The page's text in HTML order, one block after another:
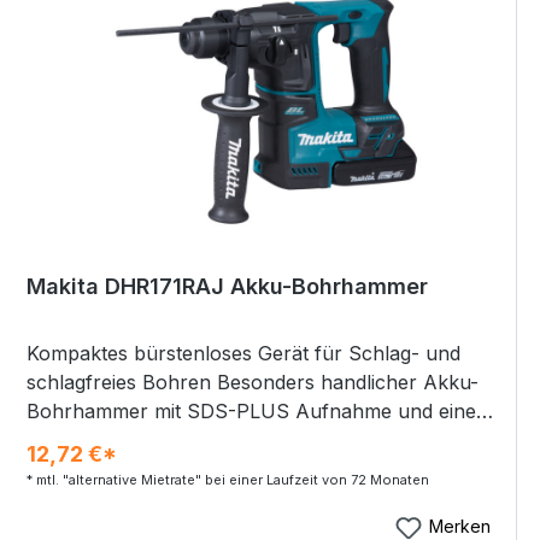
Schraubenlängen Hohe Drehzahl für effektiven
Arbeitsfortschritt Schnellbauschrauben: 4,0 x
45-75 mm Leerlaufdrehzahl: 4.000 min⁻¹
Produktabmessung (L x B x H): 464 x 80 x 238
mm Akkuspannung: 18 V Akkukapazität (im
Lieferumfang): 5,0 Ah Gewicht ohne Kabel: inkl.
BL1860B: 3,2 kg Schalldruckpegel (LpA): 76 dB(A)
K-Wert Geräusch: 3 dB(A) Vibration: 2,5 m/s² K-
Schnellladegerät 2 x Akku BL1850B Li 18V / 5,0 Ah
Makita DHR171RAJ Akku-Bohrhammer
Kompaktes bürstenloses Gerät für Schlag- und
schlagfreies Bohren Besonders handlicher Akku-
Bohrhammer mit SDS-PLUS Aufnahme und einer
vibrationsarmen Gehäuse-/Handgriffkonstruktion.
Zum Bohren und Hammerbohren geeignet. Die
Beton beträgt die Bohrleistung bis zu 17 mm.
12,72 €*
* mtl. "alternative Mietrate" bei einer Laufzeit von 72 Monaten
Merken